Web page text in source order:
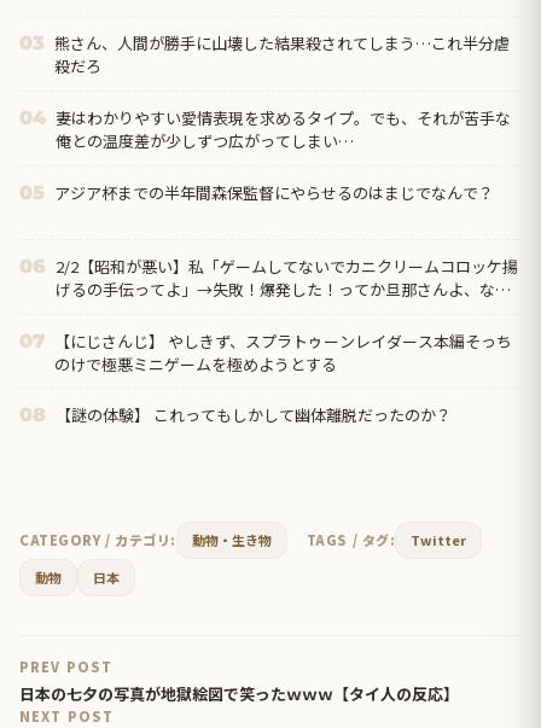
03 熊さん、人間が勝手に山壊した結果殺されてしまう…これ半分虐
殺だろ
04 妻はわかりやすい愛情表現を求めるタイプ。でも、それが苦手な
俺との温度差が少しずつ広がってしまい…
05 アジア杯までの半年間森保監督にやらせるのはまじでなんで？
06 2/2【昭和が悪い】私「ゲームしてないでカニクリームコロッケ揚
げるの手伝ってよ」→失敗！爆発した！ってか旦那さんよ、なん
07
【にじさんじ】 やしきず、スプラトゥーンレイダース本編そっち
のけで極悪ミニゲームを極めようとする
08 【謎の体験】 これってもしかして幽体離脱だったのか？
CATEGORY / カテゴリ: 動物・生き物 TAGS / タグ:
Twitter
動物
日本
PREV POST
日本の七夕の写真が地獄絵図で笑ったｗｗｗ【タイ人の反応】
NEXT POST